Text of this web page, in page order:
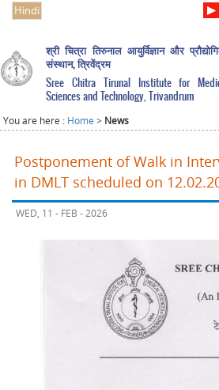
Hindi
श्री चित्रा तिरुनाल आयुर्विज्ञान और
संस्थान, त्रिवेंद्रम
Sree Chitra Tirunal Institute for
Sciences and Technology, Trivandrum
You are here : Home > News
Postponement of Walk in
in DMLT scheduled on
WED, 11 - FEB - 2026